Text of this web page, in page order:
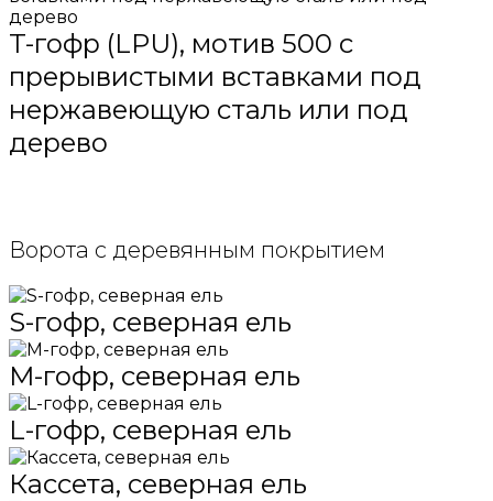
T-гофр (LPU), мотив 500 с
прерывистыми вставками под
нержавеющую сталь или под
дерево
Ворота с деревянным покрытием
S-гофр, северная ель
M-гофр, северная ель
L-гофр, северная ель
Кассета, северная ель